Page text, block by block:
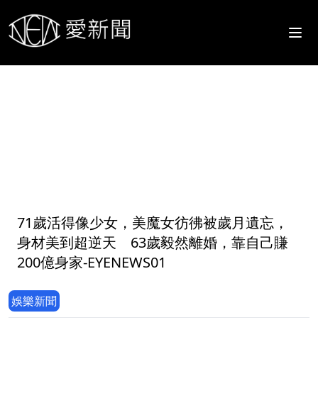
71歲活得像少女，美魔女彷彿被歲月遺忘，
身材美到超逆天 63歲毅然離婚，靠自己賺
200億身家-EYENEWS01
娛樂新聞